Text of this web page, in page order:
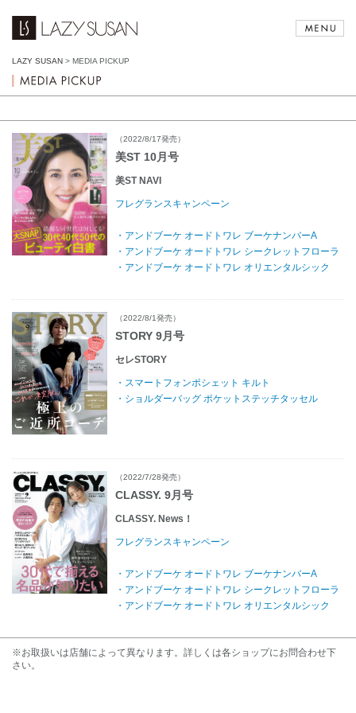
LAZY SUSAN > MEDIA PICKUP
（2022/8/17発売）
美ST 10月号
美ST NAVI
フレグランスキャンペーン
・アンドブーケ オードトワレ ブーケナンバーA
・アンドブーケ オードトワレ シークレットフローラ
・アンドブーケ オードトワレ オリエンタルシック
（2022/8/1発売）
STORY 9月号
セレSTORY
・スマートフォンポシェット キルト
・ショルダーバッグ ポケットステッチタッセル
（2022/7/28発売）
CLASSY. 9月号
CLASSY. News！
フレグランスキャンペーン
・アンドブーケ オードトワレ ブーケナンバーA
・アンドブーケ オードトワレ シークレットフローラ
・アンドブーケ オードトワレ オリエンタルシック
※お取扱いは店舗によって異なります。詳しくは各ショップにお問合わせ下
さい。